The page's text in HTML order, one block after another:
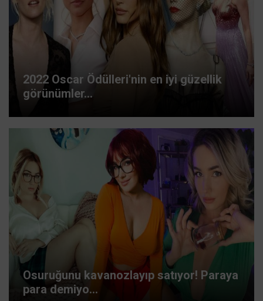
2022 Oscar Ödülleri'nin en iyi güzellik
görünümler...
Osuruğunu kavanozlayıp satıyor! Paraya
para demiyo...